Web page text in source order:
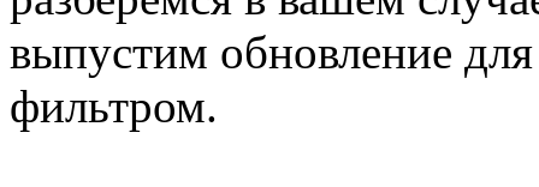
выпустим обновление
фильтром.